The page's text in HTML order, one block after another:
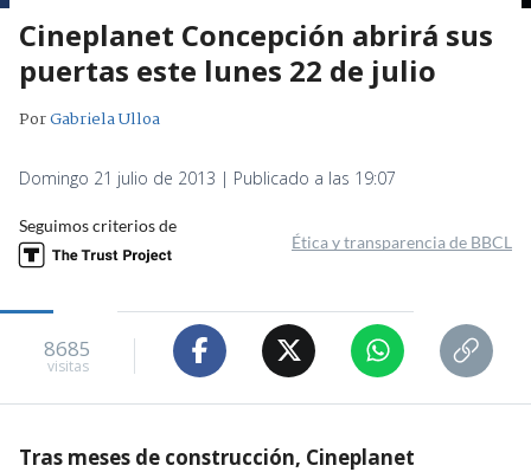
Cineplanet Concepción abrirá sus
puertas este lunes 22 de julio
PorGabriela Ulloa
Domingo 21 julio de 2013 | Publicado a las 19:07
Seguimos criterios de
Ética y transparencia de BBCL
8685
visitas
Tras meses de construcción, Cineplanet